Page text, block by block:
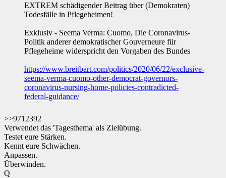
EXTREM schädigender Beitrag über (Demokraten)
Todesfälle in Pflegeheimen!
Exklusiv - Seema Verma: Cuomo, Die Coronavirus-
Politik anderer demokratischer Gouverneure für
Pflegeheime widerspricht den Vorgaben des Bundes
https://www.breitbart.com/politics/2020/06/22/exclusive-
seema-verma-cuomo-other-democrat-governors-
coronavirus-nursing-home-policies-contradicted-
federal-guidance/
>>9712392
Verwendet das 'Tagesthema' als Zielübung.
Testet eure Stärken.
Kennt eure Schwächen.
Anpassen.
Überwinden.
Q